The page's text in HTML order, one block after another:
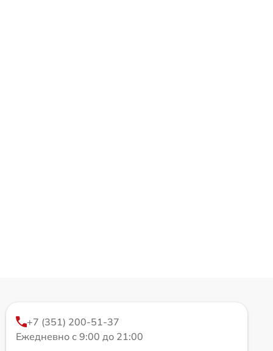
+7 (351) 200-51-37
Ежедневно с 9:00 до 21:00